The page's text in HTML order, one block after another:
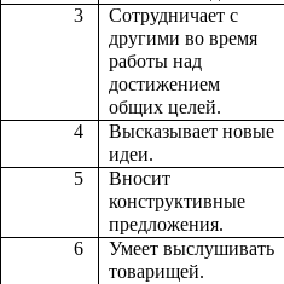
3
Сотрудничает с
другими во время
работы над
достижением
общих целей.
4
Высказывает новые
идеи.
5
Вносит
конструктивные
предложения.
6
Умеет выслушивать
товарищей.